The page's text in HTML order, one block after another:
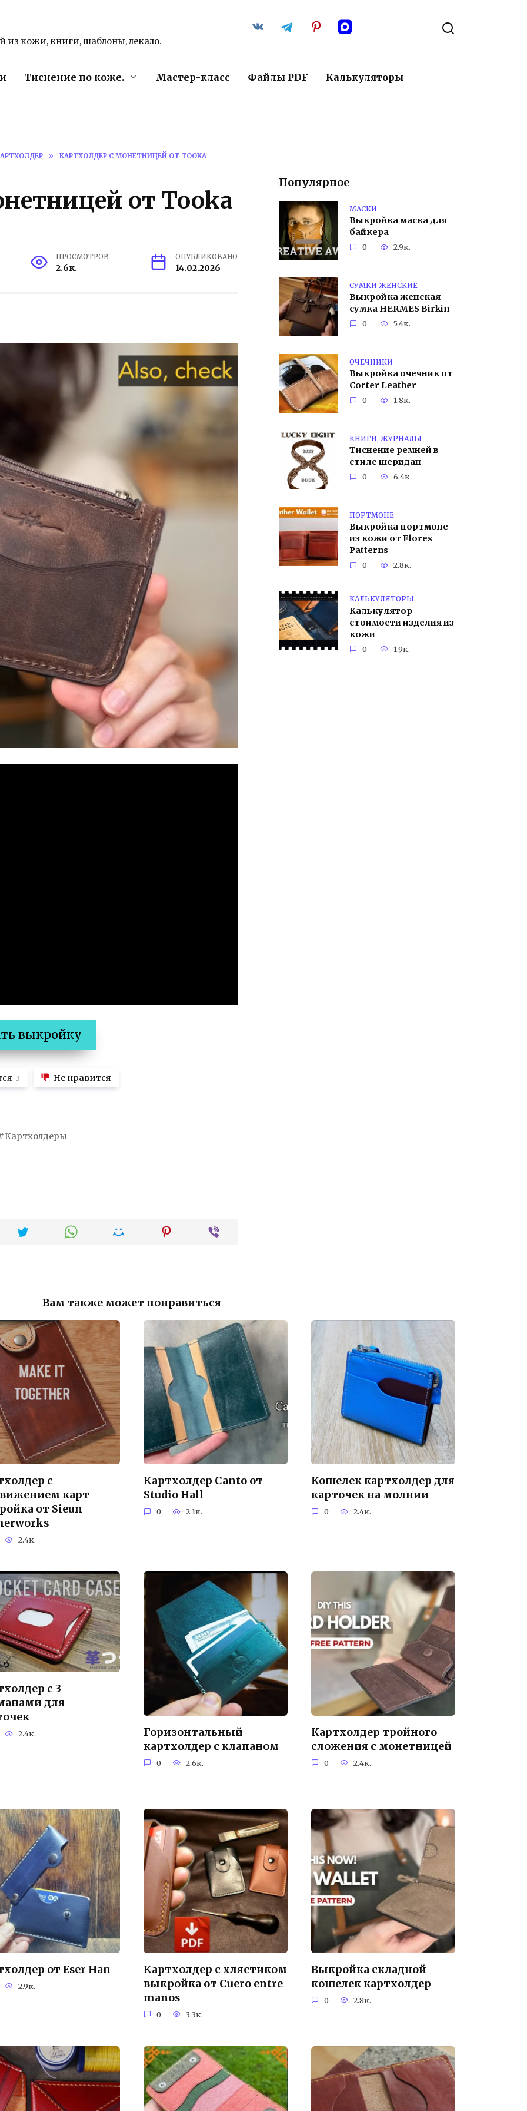
из кожи, книги, шаблоны, лекало.
Тиснение по коже. Мастер-класс Файлы PDF Калькуляторы
» КАРТХОЛДЕР С МОНЕТНИЦЕЙ ОТ TOOKA
от Tooka
ПРОСМОТРОВ
2.6к.
ОПУБЛИКОВАНО
14.02.2026
выкройку
3 Не нравится
Картхолдеры
Популярное
МАСКИ
Выкройка маска для
байкера
0 2.9к.
СУМКИ ЖЕНСКИЕ
Выкройка женская
сумка HERMES Birkin
0 5.4к.
ОЧЕЧНИКИ
Выкройка очечник от
Corter Leather
0 1.8к.
КНИГИ, ЖУРНАЛЫ
Тиснение ремней в
стиле шеридан
0 6.4к.
ПОРТМОНЕ
Выкройка портмоне
из кожи от Flores
Patterns
0 2.8к.
КАЛЬКУЛЯТОРЫ
Калькулятор
стоимости изделия из
кожи
0 1.9к.
Вам также может понравиться
с
карт
от Sieun
2.4к.
Картхолдер Canto от
Studio Hall
0 2.1к.
Кошелек картхолдер для
карточек на молнии
0 2.4к.
с 3
для
2.4к.
Горизонтальный
картхолдер с клапаном
0 2.6к.
Картхолдер тройного
сложения с монетницей
0 2.4к.
от Eser Han
2.9к.
Картхолдер с хлястиком
выкройка от Cuero entre
manos
0 3.3к.
Выкройка складной
кошелек картхолдер
0 2.8к.